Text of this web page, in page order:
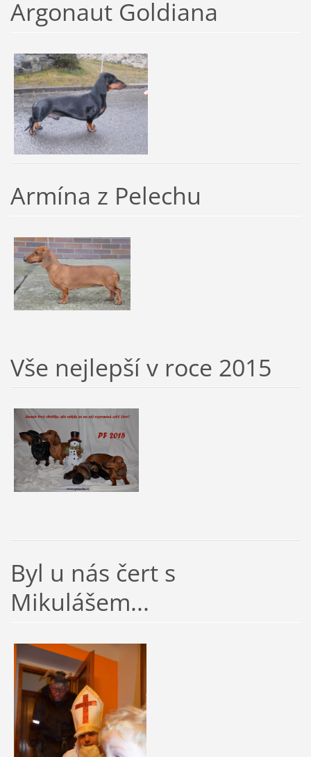
Argonaut Goldiana
Armína z Pelechu
Vše nejlepší v roce 2015
Byl u nás čert s
Mikulášem...